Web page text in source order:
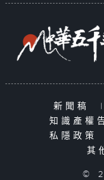
新聞稿 |
知識產權
私隱政策
其
©